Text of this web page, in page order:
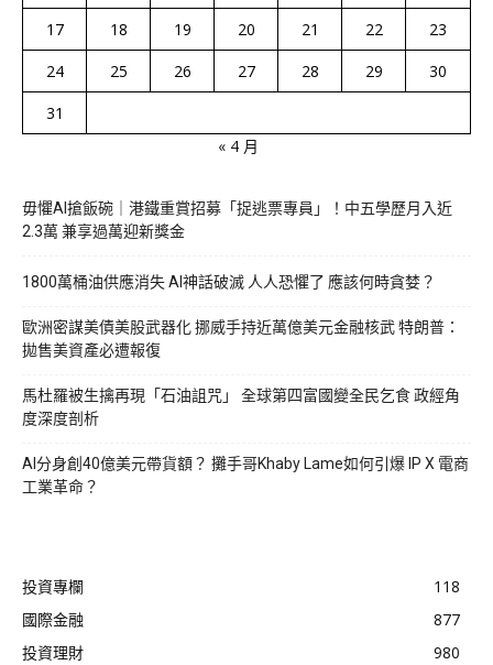
17
18 19 20 21 22
23
24
25 26 27 28 29
30
31
« 4 月
毋懼AI搶飯碗｜港鐵重賞招募「捉逃票專員」！中五學歷月入近
2.3萬 兼享過萬迎新獎金
1800萬桶油供應消失 AI神話破滅 人人恐懼了 應該何時貪婪？
歐洲密謀美債美股武器化 挪威手持近萬億美元金融核武 特朗普：
拋售美資產必遭報復
馬杜羅被生擒再現「石油詛咒」 全球第四富國變全民乞食 政經角
度深度剖析
AI分身創40億美元帶貨額？ 攤手哥Khaby Lame如何引爆 IP X 電商
工業革命？
投資專欄
118
國際金融
877
投資理財
980